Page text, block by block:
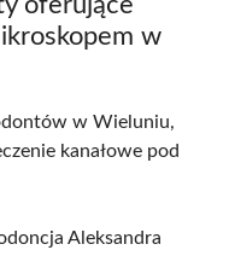
oferujące
w
w Wieluniu,
kanałowe pod
Aleksandra